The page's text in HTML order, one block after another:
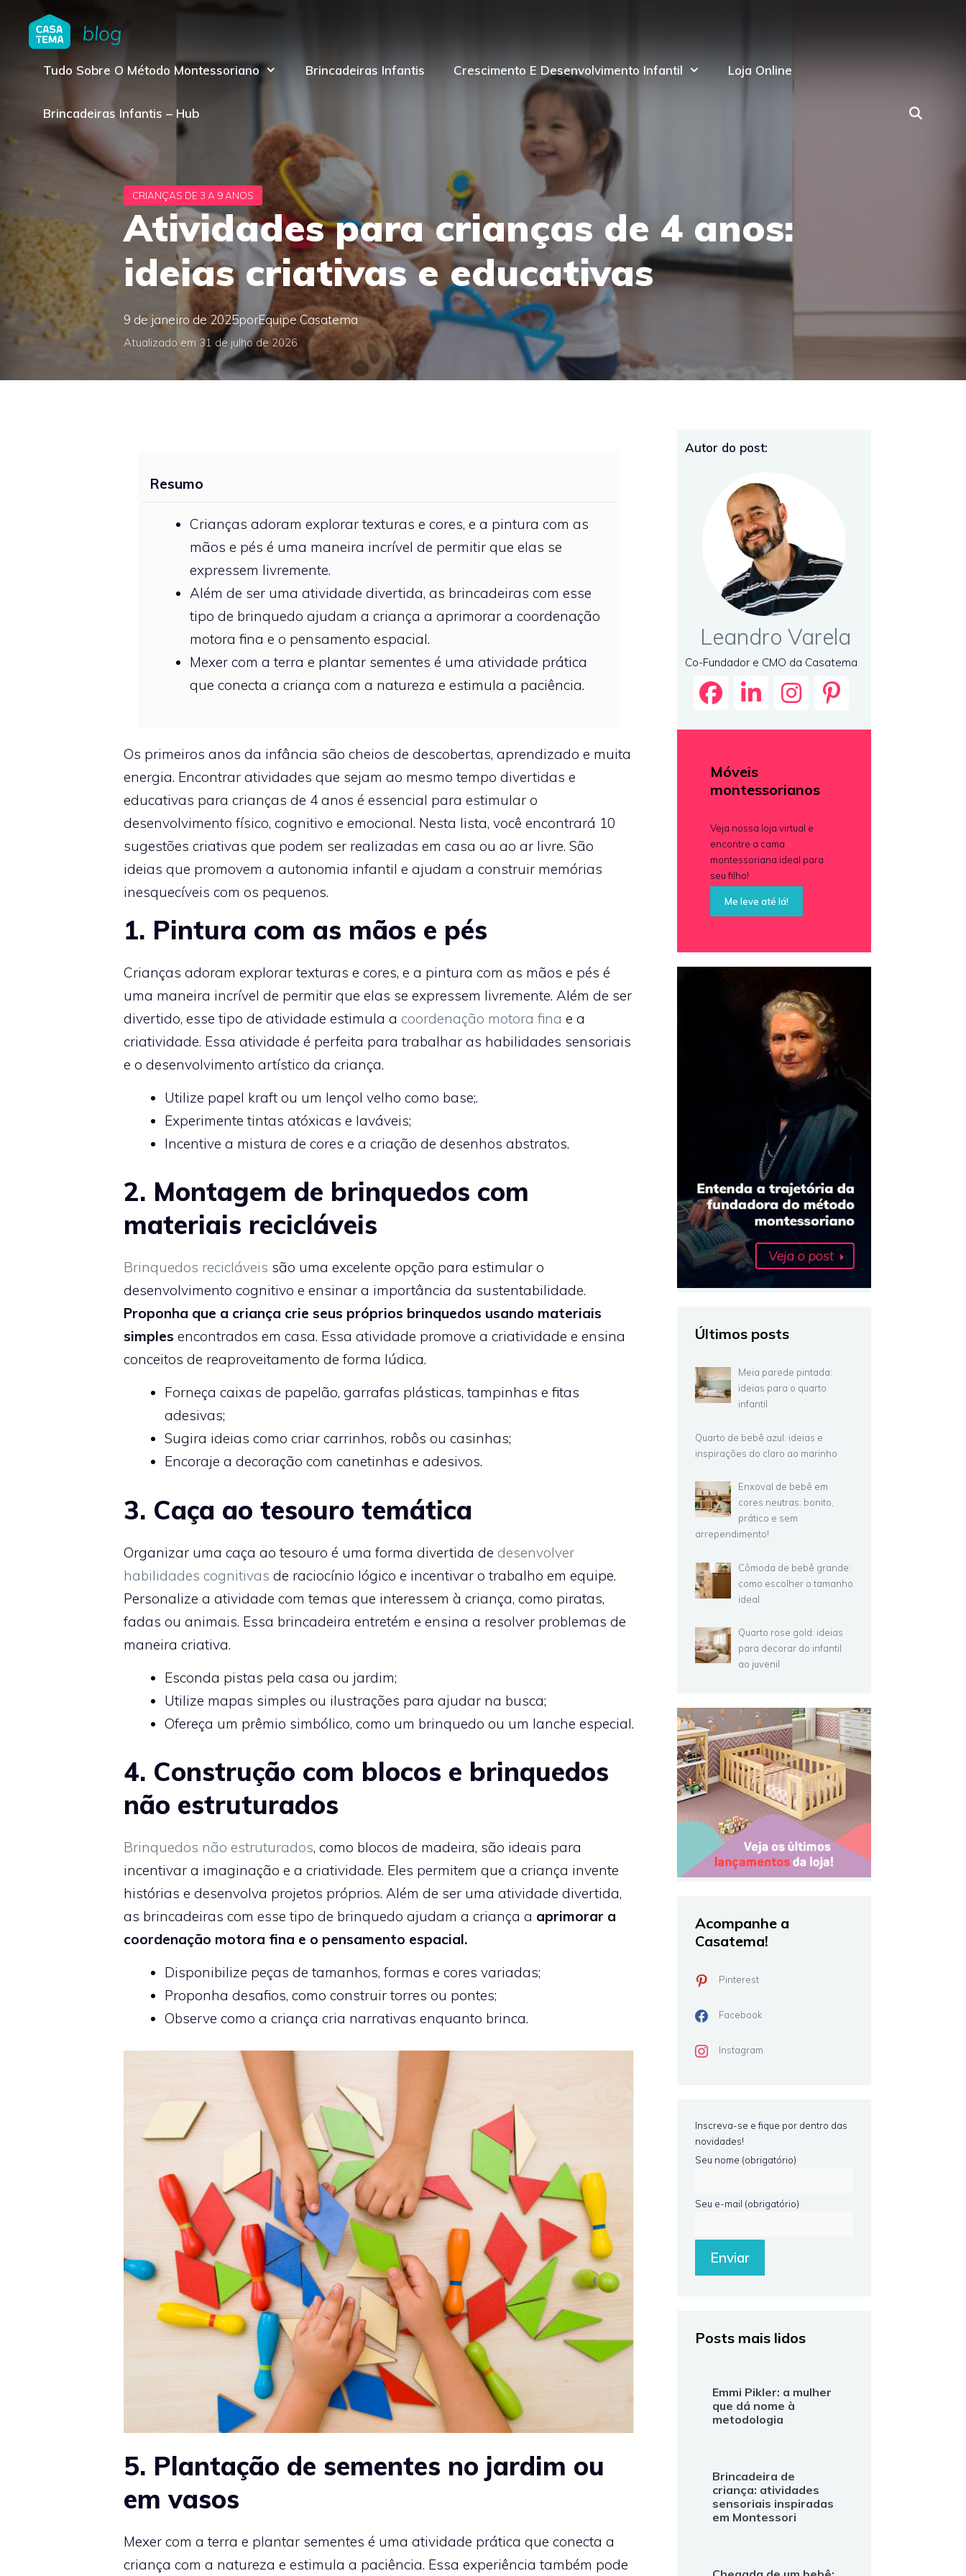
conteúdo
Tudo Sobre O Método Montessoriano Brincadeiras Infantis Crescimento E Desenvolvimento Infantil Loja Online
Brincadeiras Infantis – Hub
Atividades para crianças de 4 anos:
ideias criativas e educativas
9 de janeiro de 2025porEquipe Casatema
Atualizado em 31 de julho de 2026
Resumo
Crianças adoram explorar texturas e cores, e a pintura com as
mãos e pés é uma maneira incrível de permitir que elas se
expressem livremente.
Além de ser uma atividade divertida, as brincadeiras com esse
tipo de brinquedo ajudam a criança a aprimorar a coordenação
motora fina e o pensamento espacial.
Mexer com a terra e plantar sementes é uma atividade prática
que conecta a criança com a natureza e estimula a paciência.
Os primeiros anos da infância são cheios de descobertas, aprendizado e muita
energia. Encontrar atividades que sejam ao mesmo tempo divertidas e
educativas para crianças de 4 anos é essencial para estimular o
desenvolvimento físico, cognitivo e emocional. Nesta lista, você encontrará 10
sugestões criativas que podem ser realizadas em casa ou ao ar livre. São
ideias que promovem a autonomia infantil e ajudam a construir memórias
inesquecíveis com os pequenos.
1. Pintura com as mãos e pés
Crianças adoram explorar texturas e cores, e a pintura com as mãos e pés é
uma maneira incrível de permitir que elas se expressem livremente. Além de ser
divertido, esse tipo de atividade estimula a coordenação motora fina e a
criatividade. Essa atividade é perfeita para trabalhar as habilidades sensoriais
e o desenvolvimento artístico da criança.
Utilize papel kraft ou um lençol velho como base;.
Experimente tintas atóxicas e laváveis;
Incentive a mistura de cores e a criação de desenhos abstratos.
2. Montagem de brinquedos com
materiais recicláveis
Brinquedos recicláveis são uma excelente opção para estimular o
desenvolvimento cognitivo e ensinar a importância da sustentabilidade.
Proponha que a criança crie seus próprios brinquedos usando materiais
simples encontrados em casa. Essa atividade promove a criatividade e ensina
conceitos de reaproveitamento de forma lúdica.
Forneça caixas de papelão, garrafas plásticas, tampinhas e fitas
adesivas;
Sugira ideias como criar carrinhos, robôs ou casinhas;
Encoraje a decoração com canetinhas e adesivos.
3. Caça ao tesouro temática
Organizar uma caça ao tesouro é uma forma divertida de desenvolver
habilidades cognitivas de raciocínio lógico e incentivar o trabalho em equipe.
Personalize a atividade com temas que interessem à criança, como piratas,
fadas ou animais. Essa brincadeira entretém e ensina a resolver problemas de
maneira criativa.
Esconda pistas pela casa ou jardim;
Utilize mapas simples ou ilustrações para ajudar na busca;
Ofereça um prêmio simbólico, como um brinquedo ou um lanche especial.
4. Construção com blocos e brinquedos
não estruturados
Brinquedos não estruturados, como blocos de madeira, são ideais para
incentivar a imaginação e a criatividade. Eles permitem que a criança invente
histórias e desenvolva projetos próprios. Além de ser uma atividade divertida,
as brincadeiras com esse tipo de brinquedo ajudam a criança a aprimorar a
coordenação motora fina e o pensamento espacial.
Disponibilize peças de tamanhos, formas e cores variadas;
Proponha desafios, como construir torres ou pontes;
Observe como a criança cria narrativas enquanto brinca.
5. Plantação de sementes no jardim ou
em vasos
Mexer com a terra e plantar sementes é uma atividade prática que conecta a
criança com a natureza e estimula a paciência. Essa experiência também pode
Autor do post:
Leandro Varela
Co-Fundador e CMO da Casatema
Móveis
montessorianos
Veja nossa loja virtual e
encontre a cama
montessoriana ideal para
seu filho!
Me leve até lá!
Últimos posts
Meia parede pintada:
ideias para o quarto
infantil
Quarto de bebê azul: ideias e
inspirações do claro ao marinho
Enxoval de bebê em
cores neutras: bonito,
prático e sem
arrependimento!
Cômoda de bebê grande:
como escolher o tamanho
ideal
Quarto rose gold: ideias
para decorar do infantil
ao juvenil
Acompanhe a
Casatema!
Pinterest
Facebook
Instagram
Inscreva-se e fique por dentro das
novidades!
Seu nome (obrigatório)
Seu e-mail (obrigatório)
Posts mais lidos
Emmi Pikler: a mulher
que dá nome à
metodologia
Brincadeira de
criança: atividades
sensoriais inspiradas
em Montessori